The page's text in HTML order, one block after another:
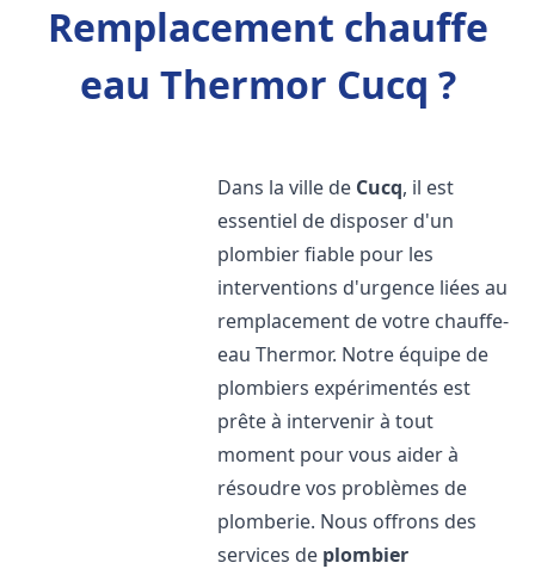
Remplacement chauffe
eau Thermor Cucq ?
Dans la ville de Cucq, il est
essentiel de disposer d'un
plombier fiable pour les
interventions d'urgence liées au
remplacement de votre chauffe-
eau Thermor. Notre équipe de
plombiers expérimentés est
prête à intervenir à tout
moment pour vous aider à
résoudre vos problèmes de
plomberie. Nous offrons des
services de plombier